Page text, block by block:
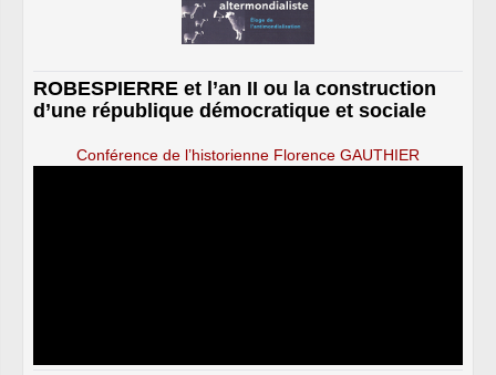
ROBESPIERRE et l’an II ou la construction
d’une république démocratique et sociale
Conférence de l’historienne Florence GAUTHIER